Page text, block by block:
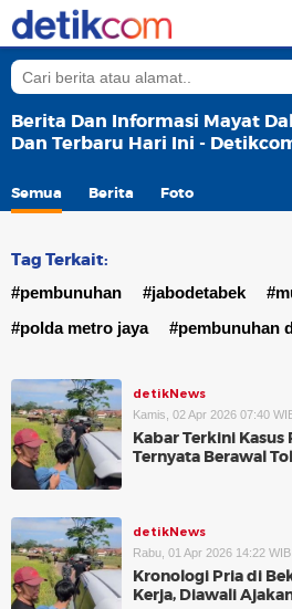
Berita Dan Informasi Mayat
Dan Terbaru Hari Ini -
Semua Berita Foto
Tag Terkait:
#pembunuhan #jabodetabek
#polda metro jaya
#pembunuhan
detikNews
Kamis, 02 Apr 2026 07:40
Kabar Terkini
Ternyata Berawal
detikNews
Rabu, 01 Apr 2026 14:22 WIB
Kronologi Pria di
Kerja, Diawali